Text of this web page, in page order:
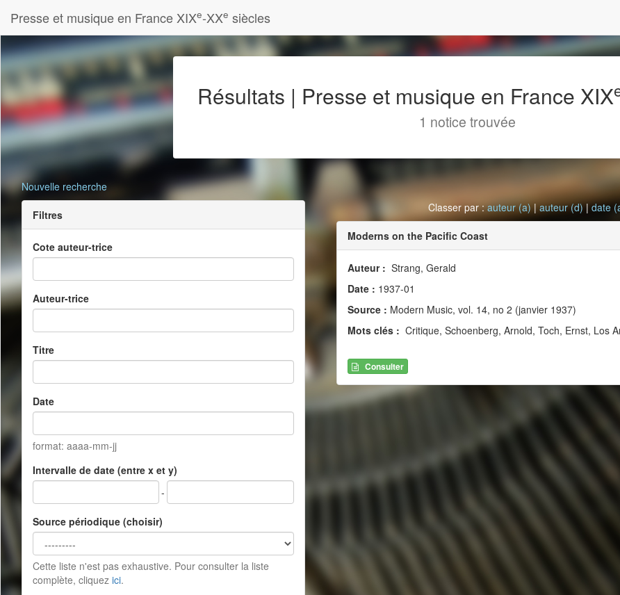
Presse et musique en France XIXe-XXe siècles
Résultats | Presse et musique en France XIX
1 notice trouvée
Nouvelle recherche
Filtres
Cote auteur-trice
Auteur-trice
Titre
Date
format: aaaa-mm-jj
Intervalle de date (entre x et y)
-
Source périodique (choisir)
Cette liste n'est pas exhaustive. Pour consulter la liste
complète, cliquez ici.
Classer par :auteur (a)|auteur (d)|date
Moderns on the Pacific Coast
Auteur : Strang, Gerald
Date : 1937-01
Source : Modern Music, vol. 14, no 2 (janvier 1937)
Mots clés : Critique, Schoenberg, Arnold, Toch, Ernst, Los
Consulter